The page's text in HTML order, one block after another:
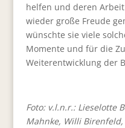
helfen und deren
wieder große Freude
wünschte sie viele
Momente und für die
Weiterentwicklung der
Foto: v.l.n.r.: Lieselotte
Mahnke, Willi